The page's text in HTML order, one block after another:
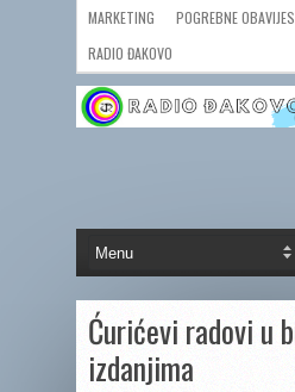
MARKETING POGREBNE
RADIO ĐAKOVO
Ćurićevi radovi u
izdanjima